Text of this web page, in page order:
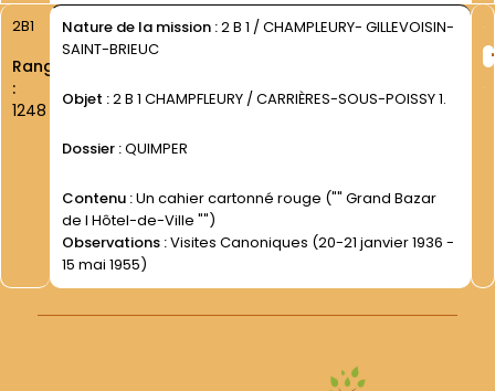
2B1
Rang
:
1248
Nature de la mission :2 B 1 / CHAMPLEURY- GILLEVOISIN-
SAINT-BRIEUC
Objet :2 B 1 CHAMPFLEURY / CARRIÈRES-SOUS-POISSY 1.
Dossier :QUIMPER
Contenu :Un cahier cartonné rouge ("" Grand Bazar
de l Hôtel-de-Ville "")
Observations :Visites Canoniques (20-21 janvier 1936 -
15 mai 1955)